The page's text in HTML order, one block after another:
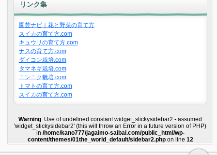
リンク集
園芸ナビ｜花と野菜の育て方
スイカの育て方.com
キュウリの育て方.com
ナスの育て方.com
ダイコン栽培.com
タマネギ栽培.com
ニンニク栽培.com
トマトの育て方.com
スイカの育て方.com
Warning: Use of undefined constant widget_stickysidebar2 - assumed
'widget_stickysidebar2' (this will throw an Error in a future version of PHP)
in /home/kano777/jagaimo-saibai.com/public_html/wp-
content/themes/01the_world_default/sidebar2.phpon line 12